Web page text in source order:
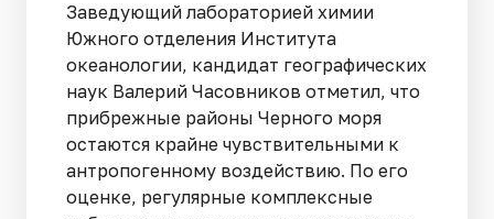
Заведующий лабораторией химии
Южного отделения Института
океанологии, кандидат географических
наук Валерий Часовников отметил, что
прибрежные районы Черного моря
остаются крайне чувствительными к
антропогенному воздействию. По его
оценке, регулярные комплексные